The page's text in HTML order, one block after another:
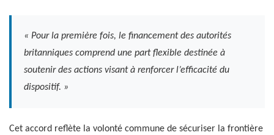
« Pour la première fois, le financement des autorités
britanniques comprend une part flexible destinée à
soutenir des actions visant à renforcer l’efficacité du
dispositif. »
Cet accord reflète la volonté commune de sécuriser la frontière